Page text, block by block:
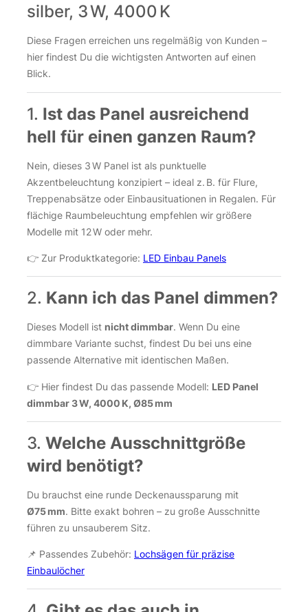
silber, 3 W, 4000 K
Diese Fragen erreichen uns regelmäßig von Kunden –
hier findest Du die wichtigsten Antworten auf einen
Blick.
1. Ist das Panel ausreichend
hell für einen ganzen Raum?
Nein, dieses 3 W Panel ist als punktuelle
Akzentbeleuchtung konzipiert – ideal z. B. für Flure,
Treppenabsätze oder Einbausituationen in Regalen. Für
flächige Raumbeleuchtung empfehlen wir größere
Modelle mit 12 W oder mehr.
👉 Zur Produktkategorie: LED Einbau Panels
2. Kann ich das Panel dimmen?
Dieses Modell ist nicht dimmbar. Wenn Du eine
dimmbare Variante suchst, findest Du bei uns eine
passende Alternative mit identischen Maßen.
👉 Hier findest Du das passende Modell: LED Panel
dimmbar 3 W, 4000 K, Ø85 mm
3. Welche Ausschnittgröße
wird benötigt?
Du brauchst eine runde Deckenaussparung mit
Ø75 mm. Bitte exakt bohren – zu große Ausschnitte
führen zu unsauberem Sitz.
📌 Passendes Zubehör: Lochsägen für präzise
Einbaulöcher